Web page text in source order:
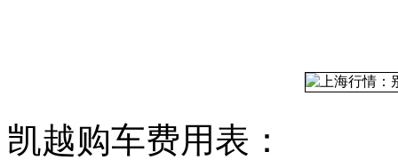
凯越购车费用表：